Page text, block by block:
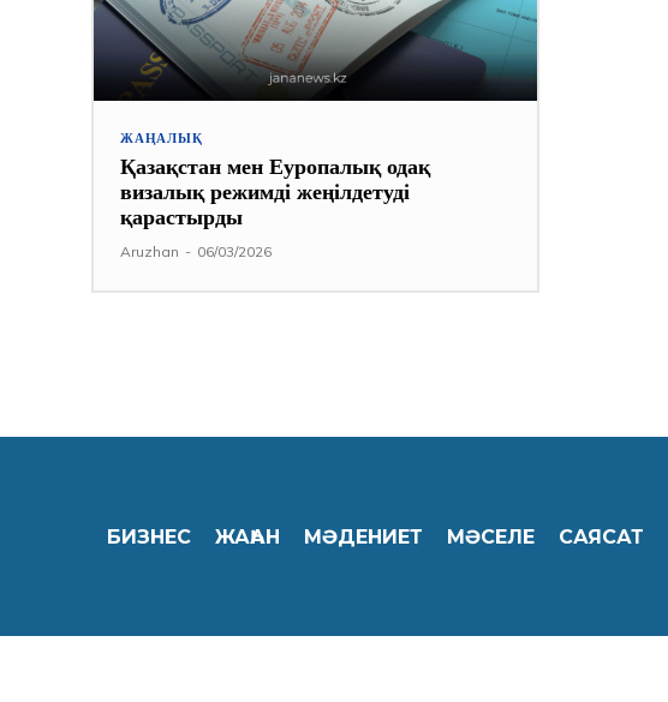
ЖАҢАЛЫҚ
Қазақстан мен Еуропалық одақ
визалық режимді жеңілдетуді
қарастырды
Aruzhan - 06/03/2026
БИЗНЕС ЖАҺАН МӘДЕНИЕТ МӘСЕЛЕ САЯСАТ